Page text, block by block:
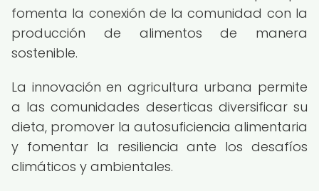
fomenta la conexión de la comunidad con la
producción de alimentos de manera
sostenible.
La innovación en agricultura urbana permite
a las comunidades deserticas diversificar su
dieta, promover la autosuficiencia alimentaria
y fomentar la resiliencia ante los desafíos
climáticos y ambientales.